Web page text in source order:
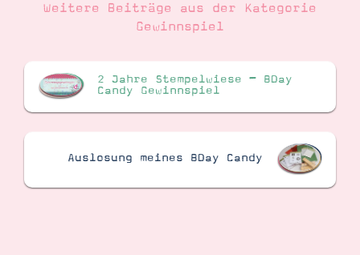
Weitere Beiträge aus der Kategorie
Gewinnspiel
2 Jahre Stempelwiese – BDay
Candy Gewinnspiel
Auslosung meines BDay Candy